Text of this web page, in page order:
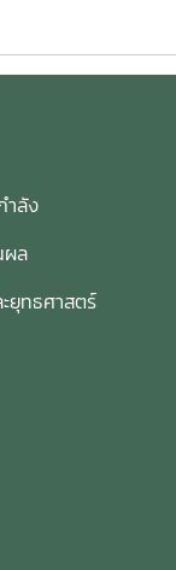
ำลัง
ผล
และยุทธศาสตร์